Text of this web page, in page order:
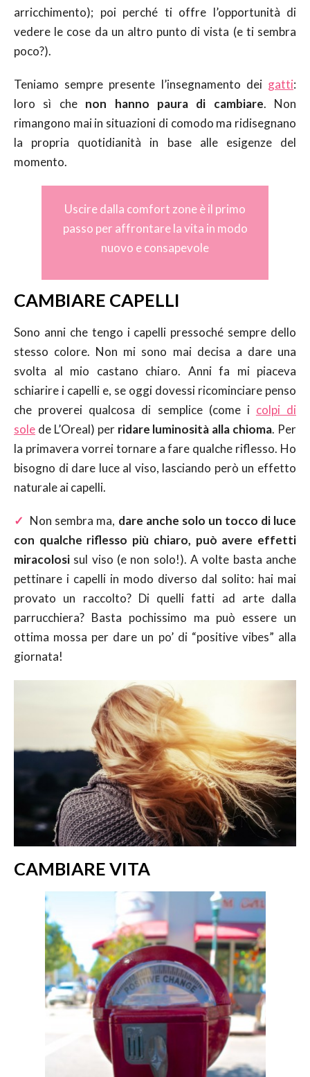
arricchimento); poi perché ti offre l’opportunità di
vedere le cose da un altro punto di vista (e ti sembra
poco?).
Teniamo sempre presente l’insegnamento dei gatti:
loro sì che non hanno paura di cambiare. Non
rimangono mai in situazioni di comodo ma ridisegnano
la propria quotidianità in base alle esigenze del
momento.
Uscire dalla comfort zone è il primo
passo per affrontare la vita in modo
nuovo e consapevole
CAMBIARE CAPELLI
Sono anni che tengo i capelli pressoché sempre dello
stesso colore. Non mi sono mai decisa a dare una
svolta al mio castano chiaro. Anni fa mi piaceva
schiarire i capelli e, se oggi dovessi ricominciare penso
che proverei qualcosa di semplice (come i colpi di
sole de L’Oreal) per ridare luminosità alla chioma. Per
la primavera vorrei tornare a fare qualche riflesso. Ho
bisogno di dare luce al viso, lasciando però un effetto
naturale ai capelli.
✓ Non sembra ma, dare anche solo un tocco di luce
con qualche riflesso più chiaro, può avere effetti
miracolosi sul viso (e non solo!). A volte basta anche
pettinare i capelli in modo diverso dal solito: hai mai
provato un raccolto? Di quelli fatti ad arte dalla
parrucchiera? Basta pochissimo ma può essere un
ottima mossa per dare un po’ di “positive vibes” alla
giornata!
CAMBIARE VITA